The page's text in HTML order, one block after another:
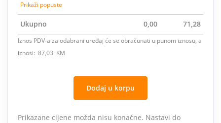
Prikaži popuste
Ukupno 0,00 71,28
Iznos PDV-a za odabrani uređaj će se obračunati u punom iznosu, a
iznosi: 87,03 KM
Dodaj u korpu
Prikazane cijene možda nisu konačne. Nastavi do